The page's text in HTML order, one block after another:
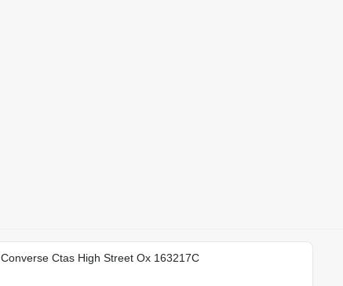
Ctas High Street Ox 163217C